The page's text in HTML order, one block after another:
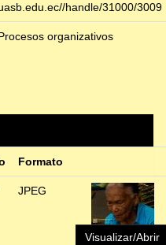
handle/31000/3009
organizativos
Formato
JPEG
Visualizar/Abrir